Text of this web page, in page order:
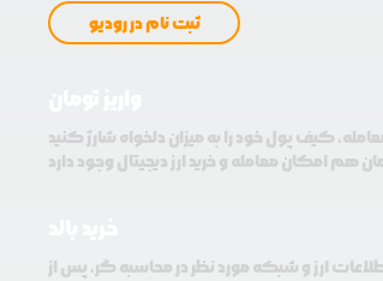
ثبت نام در رودیو
ارز و شبکه مورد نظر در محاسبه گر، پس از